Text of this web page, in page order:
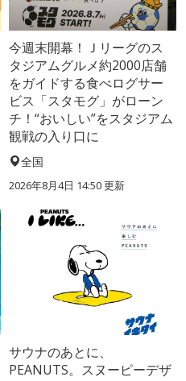
今週末開幕！Ｊリーグのス
タジアムグルメ約2000店舗
をガイドする食べログサー
ビス「スタモグ」がローン
チ！“おいしい”をスタジアム
観戦の入り口に
全国
2026年8月4日 14:50更新
サウナのあとに、
PEANUTS。スヌーピーデザ